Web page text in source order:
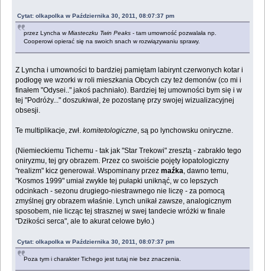
Cytat: olkapolka w Października 30, 2011, 08:07:37 pm
przez Lyncha wMiasteczku Twin Peaks - tam umowność pozwalała np.
Cooperowi opierać się na swoich snach w rozwiązywaniu sprawy.
Z Lyncha i umowności to bardziej pamiętam labirynt czerwonych kotar i
podłogę we wzorki w roli mieszkania Obcych czy też demonów (co mi i
finałem "Odysei.." jakoś pachniało). Bardziej tej umowności bym się i w
tej "Podróży..." doszukiwał, że pozostanę przy swojej wizualizacyjnej
obsesji.
Te multiplikacje, zwł.komitetologiczne, są po lynchowsku oniryczne.
(Niemieckiemu Tichemu - tak jak "Star Trekowi" zresztą - zabrakło tego
oniryzmu, tej gry obrazem. Przez co swoiście pojęty łopatologiczny
"realizm" kicz generował. Wspominany przezmaźka, dawno temu,
"Kosmos 1999" umiał zwykle tej pułapki uniknąć, w co lepszych
odcinkach - sezonu drugiego-niestrawnego nie liczę - za pomocą
zmyślnej gry obrazem właśnie. Lynch unikał zawsze, analogicznym
sposobem, nie licząc tej strasznej w swej tandecie wróżki w finale
"Dzikości serca", ale to akurat celowe było.)
Cytat: olkapolka w Października 30, 2011, 08:07:37 pm
Poza tym i charakter Tichego jest tutaj nie bez znaczenia.